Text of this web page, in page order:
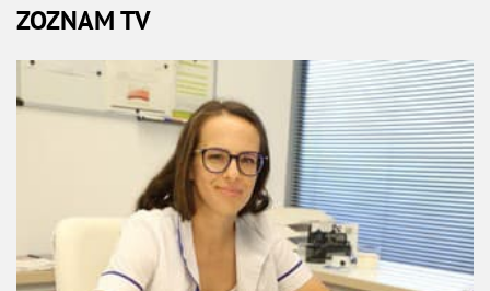
ZOZNAM TV